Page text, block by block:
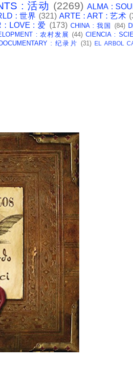
: 活动 (2269) ALMA :
: 世界 (321) ARTE : ART : 艺术
: LOVE : 爱 (173) CHINA : 我国 (84)
: 农村发展 (44) CIENCIA :
: 纪录片 (31) EL ARBOL